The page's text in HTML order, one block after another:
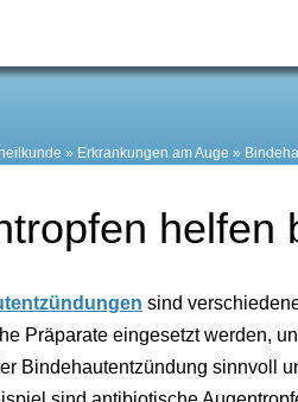
Erkrankungen am Auge
sind
Präparate eingesetzt werden,
Bindehautentzündung sinnvoll